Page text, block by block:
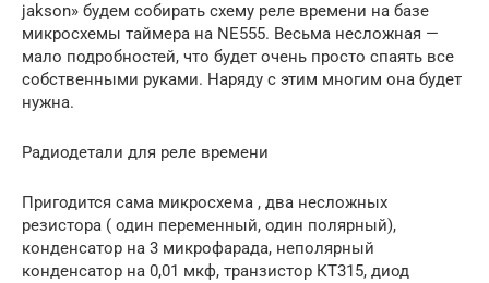
jakson» будем собирать схему реле времени на базе
микросхемы таймера на NE555. Весьма несложная —
мало подробностей, что будет очень просто спаять все
собственными руками. Наряду с этим многим она будет
нужна.
Радиодетали для реле времени
Пригодится сама микросхема , два несложных
резистора ( один переменный, один полярный),
конденсатор на 3 микрофарада, неполярный
конденсатор на 0,01 мкф, транзистор КТ315, диод